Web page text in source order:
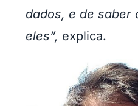
dados, e de saber
eles”, explica.